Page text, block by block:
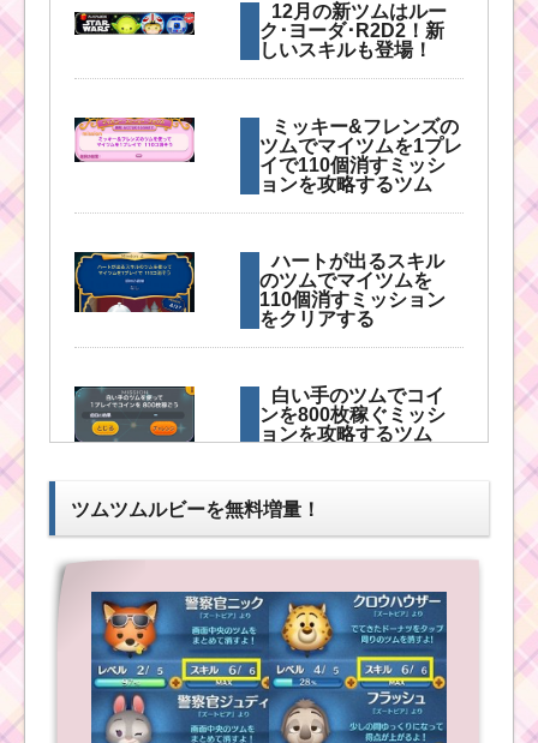
イニシャルがSのツム
ルを使うミッションを
攻略するキャラ
ターボムを4個消そうを
攻略する方法
ェーン以上出すミッシ
ョンを攻略するツム
ツムツム新イベント3
月！ライオンキングイ
ベントカードのクリア
報酬全24個
ツムツム4月新ツムにア
ースラ・女王・マレフ
ィセントドラゴンの3体
登場
12月の新ツムはルー
ク･ヨーダ･R2D2！新
しいスキルも登場！
ミッキー&フレンズの
ツムでマイツムを1プレ
イで110個消すミッシ
ョンを攻略するツム
ハートが出るスキル
のツムでマイツムを
110個消すミッション
をクリアする
白い手のツムでコイ
ンを800枚稼ぐミッシ
ョンを攻略するツム
ツムツムコイン報酬8
ツムツム8月ピ
クサーパズルイ
ベント4枚目のミ
ッション内容と
攻略
ツムツムルビーを無料増量！